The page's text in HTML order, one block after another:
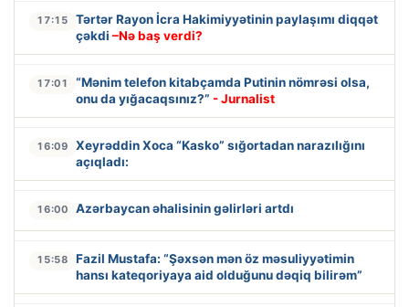
17:15
Tərtər Rayon İcra Hakimiyyətinin paylaşımı diqqət
çəkdi –Nə baş verdi?
17:01
“Mənim telefon kitabçamda Putinin nömrəsi olsa,
onu da yığacaqsınız?” - Jurnalist
16:09
Xeyrəddin Xoca “Kasko” sığortadan narazılığını
açıqladı:
16:00 Azərbaycan əhalisinin gəlirləri artdı
15:58
Fazil Mustafa: “Şəxsən mən öz məsuliyyətimin
hansı kateqoriyaya aid olduğunu dəqiq bilirəm”